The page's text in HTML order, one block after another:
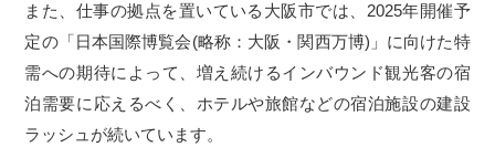
また、仕事の拠点を置いている大阪市では、2025年開催予
定の「日本国際博覧会(略称：大阪・関西万博)」に向けた特
需への期待によって、増え続けるインバウンド観光客の宿
泊需要に応えるべく、ホテルや旅館などの宿泊施設の建設
ラッシュが続いています。